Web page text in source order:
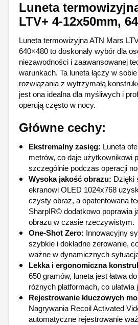
Luneta
LTV+ 4-12x50mm,
Luneta termowizyjna ATN Mars
640×480 to doskonały wybór dla
niezawodności i zaawansowanej
warunkach. Ta luneta łączy w
rozwiązania z wytrzymałą
jest ona idealna dla myśliwych i
operują często w nocy.
Główne cechy:
Ekstremalny zasięg: Luneta
metrów, co daje użytkownikowi
szczególnie podczas operacji
Wysoka jakość obrazu: Dzięki
ekranowi OLED 1024x768
czysty obraz, a opatentowana
SharpIR© dodatkowo poprawia
obrazu w czasie rzeczywistym.
One‑Shot Zero: Innowacyjny
szybkie i dokładne zerowanie,
ważne w dynamicznych
Lekka i ergonomiczna
650 gramów, luneta jest łatwa
różnych platformach, co
Rejestrowanie kluczowych
Nagrywania Recoil Activated
automatyczne rejestrowanie